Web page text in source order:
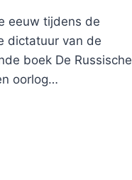
eeuw tijdens de
dictatuur van de
boek De Russische
oorlog…